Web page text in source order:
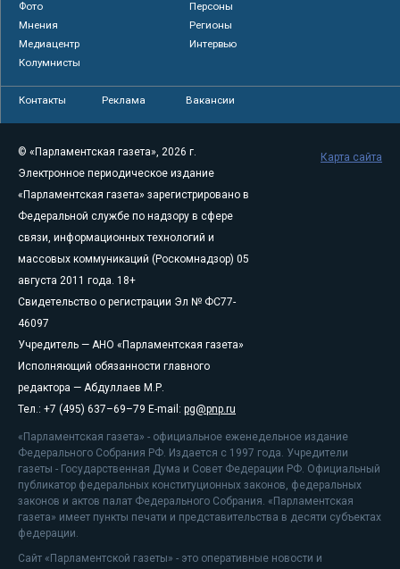
Фото
Персоны
Мнения
Регионы
Медиацентр
Интервью
Колумнисты
Контакты Реклама Вакансии
© «Парламентская газета», 2026 г.
Электронное периодическое издание
«Парламентская газета» зарегистрировано в
Федеральной службе по надзору в сфере
связи, информационных технологий и
массовых коммуникаций (Роскомнадзор) 05
августа 2011 года. 18+
Свидетельство о регистрации Эл № ФС77-
46097
Учредитель — АНО «Парламентская газета»
Исполняющий обязанности главного
редактора — Абдуллаев М.Р.
Тел.: +7 (495) 637–69–79 E-mail: pg@pnp.ru
«Парламентская газета» - официальное еженедельное издание
Федерального Собрания РФ. Издается с 1997 года. Учредители
газеты - Государственная Дума и Совет Федерации РФ. Официальный
публикатор федеральных конституционных законов, федеральных
законов и актов палат Федерального Собрания. «Парламентская
газета» имеет пункты печати и представительства в десяти субъектах
федерации.
Сайт «Парламентской газеты» - это оперативные новости и
Карта сайта